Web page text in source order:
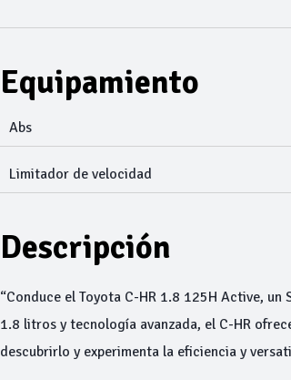
Equipamiento
Abs
Limitador de velocidad
Descripción
“Conduce el Toyota C-HR 1.8 125H Active,
1.8 litros y tecnología avanzada, el C-HR
descubrirlo y experimenta la eficiencia y